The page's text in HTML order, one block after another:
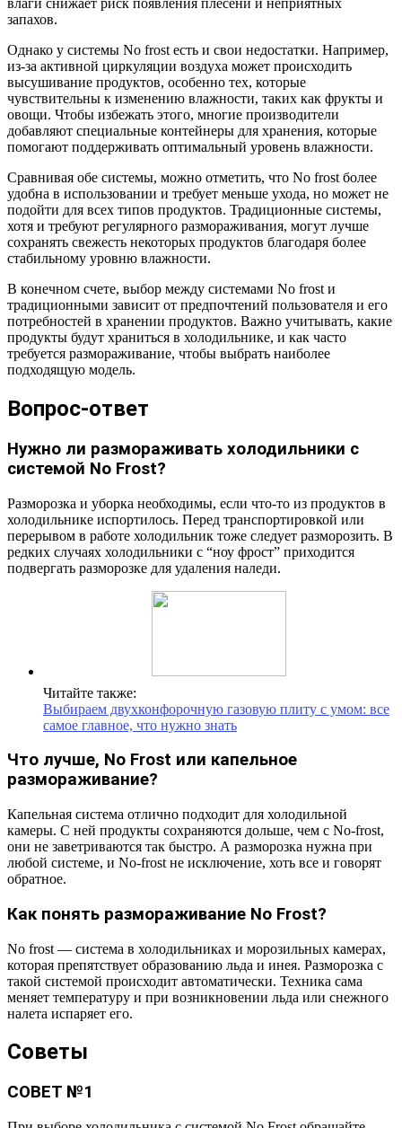
влаги снижает риск появления плесени и неприятных
запахов.
Однако у системы No frost есть и свои недостатки. Например,
из-за активной циркуляции воздуха может происходить
высушивание продуктов, особенно тех, которые
чувствительны к изменению влажности, таких как фрукты и
овощи. Чтобы избежать этого, многие производители
добавляют специальные контейнеры для хранения, которые
помогают поддерживать оптимальный уровень влажности.
Сравнивая обе системы, можно отметить, что No frost более
удобна в использовании и требует меньше ухода, но может не
подойти для всех типов продуктов. Традиционные системы,
хотя и требуют регулярного размораживания, могут лучше
сохранять свежесть некоторых продуктов благодаря более
стабильному уровню влажности.
В конечном счете, выбор между системами No frost и
традиционными зависит от предпочтений пользователя и его
потребностей в хранении продуктов. Важно учитывать, какие
продукты будут храниться в холодильнике, и как часто
требуется размораживание, чтобы выбрать наиболее
подходящую модель.
Вопрос-ответ
Нужно ли размораживать холодильники с
системой No Frost?
Разморозка и уборка необходимы, если что-то из продуктов в
холодильнике испортилось. Перед транспортировкой или
перерывом в работе холодильник тоже следует разморозить. В
редких случаях холодильники с “ноу фрост” приходится
подвергать разморозке для удаления наледи.
Читайте также:
Выбираем двухконфорочную газовую плиту с умом: все
самое главное, что нужно знать
Что лучше, No Frost или капельное
размораживание?
Капельная система отлично подходит для холодильной
камеры. С ней продукты сохраняются дольше, чем с No-frost,
они не заветриваются так быстро. А разморозка нужна при
любой системе, и No-frost не исключение, хоть все и говорят
обратное.
Как понять размораживание No Frost?
No frost — система в холодильниках и морозильных камерах,
которая препятствует образованию льда и инея. Разморозка с
такой системой происходит автоматически. Техника сама
меняет температуру и при возникновении льда или снежного
налета испаряет его.
Советы
СОВЕТ №1